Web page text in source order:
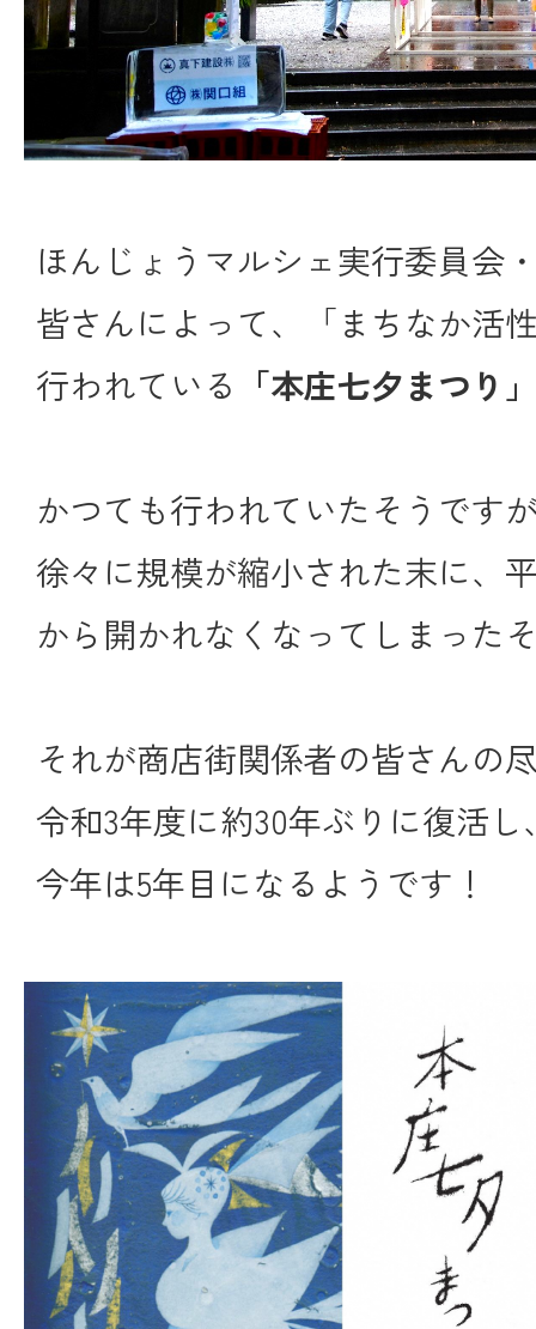
ほんじょうマルシェ実行委員会
皆さんによって、「まちなか活
行われている 「本庄七夕まつり
かつても行われていたそうです
徐々に規模が縮小された末に、
から開かれなくなってしまった
それが商店街関係者の皆さんの
令和3年度に約30年ぶりに復活し
今年は5年目になるようです！